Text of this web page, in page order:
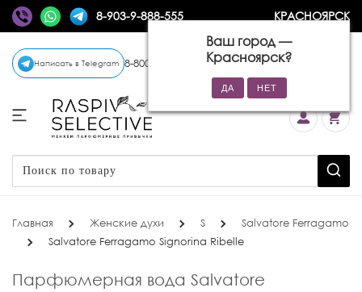
8-903-9-888-555 КРАСНОЯРСК
Ваш город —
Красноярск?
Написать в Telegram 8-800-770-72-34 (бесплатно)
Главная Женские духи S
Salvatore Ferragamo
Salvatore Ferragamo Signorina Ribelle
Парфюмерная вода Salvatore